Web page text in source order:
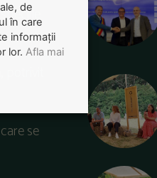
se
de
în care
informații
lor. Afla mai